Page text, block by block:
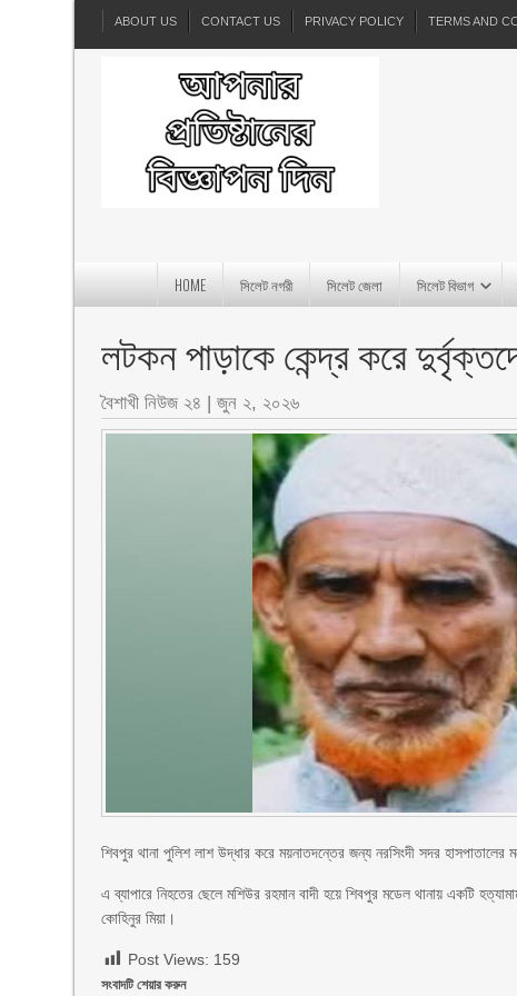
ABOUT US CONTACT US PRIVACY POLICY TERMS AND
HOME সিলেট নগরী সিলেট জেলা সিলেট বিভাগ
লটকন পাড়াকে কেন্দ্র করে
বৈশাখী নিউজ ২৪ |জুন ২, ২০২৬
শিবপুর থানা পুলিশ লাশ উদ্ধার করে ময়নাতদন্তের জন্য নরসিংদী সদর হাসপাতালের
এ ব্যাপারে নিহতের ছেলে মশিউর রহমান বাদী হয়ে শিবপুর মডেল থানায় একটি
কোহিনুর মিয়া।
Post Views: 159
সংবাদটি শেয়ার করুন